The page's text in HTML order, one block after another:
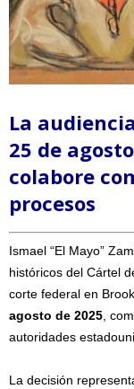
La
25 de
colabore
procesos
Ismael “El Mayo”
históricos del Cártel
corte federal en
agosto de 2025,
autoridades
La decisión